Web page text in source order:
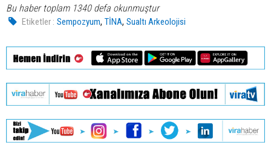
Bu haber toplam 1340 defa okunmuştur
Etiketler : Sempozyum,TİNA,Sualtı Arkeolojisi